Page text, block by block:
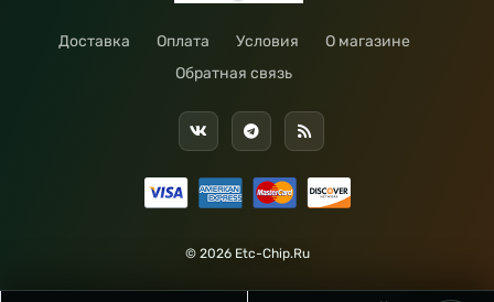
Доставка Оплата Условия
О магазине
Обратная связь
© 2026 Etc-Chip.Ru